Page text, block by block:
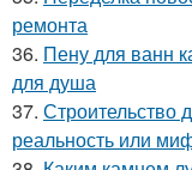
ремонта
36. Пену для ванн
для душа
37. Строительство
реальность или